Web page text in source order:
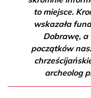
to miejsce.
wskazała
Dobrawę, a
początków
archeolog